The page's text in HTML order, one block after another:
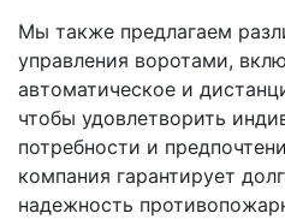
Мы также предлагаем
управления воротами,
автоматическое и
чтобы удовлетворить
потребности и
компания гарантирует
надежность